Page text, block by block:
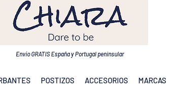
Envío GRATIS España y Portugal peninsular
POSTIZOS ACCESORIOS MARCAS